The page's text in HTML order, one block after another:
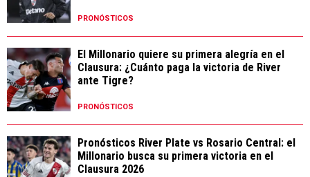
PRONÓSTICOS
El Millonario quiere su primera alegría en el
Clausura: ¿Cuánto paga la victoria de River
ante Tigre?
PRONÓSTICOS
Pronósticos River Plate vs Rosario Central: el
Millonario busca su primera victoria en el
Clausura 2026